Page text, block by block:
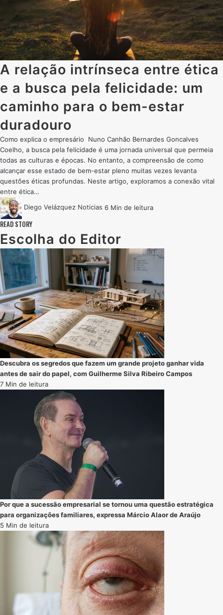
A relação intrínseca entre ética
e a busca pela felicidade: um
caminho para o bem-estar
duradouro
Como explica o empresário Nuno Canhão Bernardes Goncalves
Coelho, a busca pela felicidade é uma jornada universal que permeia
todas as culturas e épocas. No entanto, a compreensão de como
alcançar esse estado de bem-estar pleno muitas vezes levanta
questões éticas profundas. Neste artigo, exploramos a conexão vital
entre ética…
Diego Velázquez Noticias 6 Min de leitura
READ STORY
Escolha do Editor
Descubra os segredos que fazem um grande projeto ganhar vida
antes de sair do papel, com Guilherme Silva Ribeiro Campos
7 Min de leitura
Por que a sucessão empresarial se tornou uma questão estratégica
para organizações familiares, expressa Márcio Alaor de Araújo
5 Min de leitura